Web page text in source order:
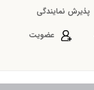
پذیرش نمایندگی
عضویت